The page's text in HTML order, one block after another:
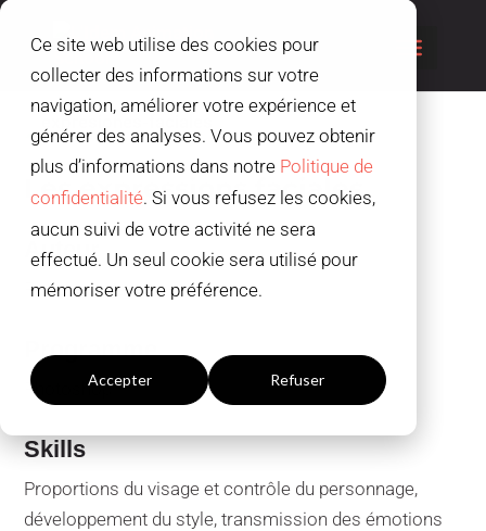
Ce site web utilise des cookies pour
collecter des informations sur votre
navigation, améliorer votre expérience et
générer des analyses. Vous pouvez obtenir
plus d’informations dans notre Politique de
confidentialité. Si vous refusez les cookies,
aucun suivi de votre activité ne sera
effectué. Un seul cookie sera utilisé pour
mémoriser votre préférence.
Accepter Refuser
Les expressions faciales
Auteur
Paula Huerta
Programme
Photoshop
Skills
Proportions du visage et contrôle du personnage,
développement du style, transmission des émotions